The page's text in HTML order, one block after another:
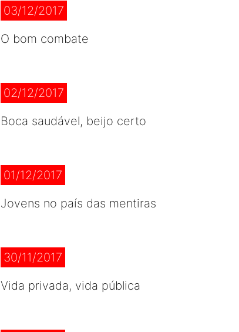
03/12/2017
O bom combate
02/12/2017
Boca saudável, beijo certo
01/12/2017
Jovens no país das mentiras
30/11/2017
Vida privada, vida pública